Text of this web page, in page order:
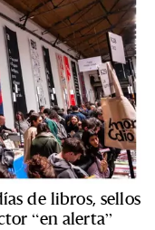
de libros, sellos
“en alerta”